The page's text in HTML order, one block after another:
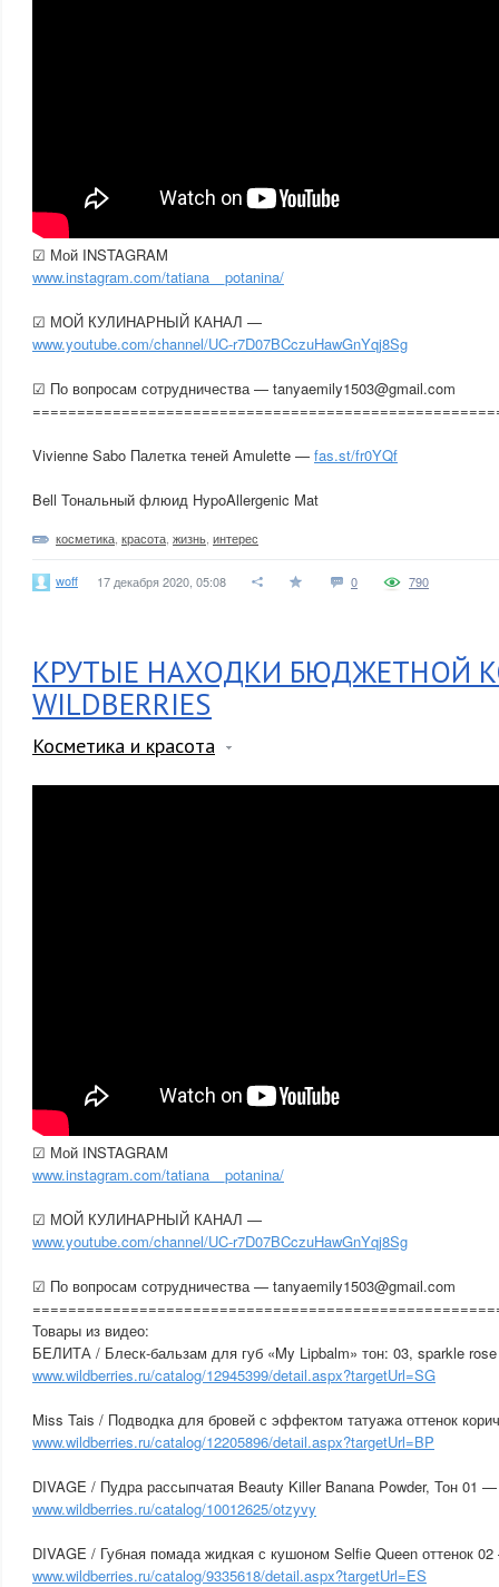
☑ Мой INSTAGRAM
www.instagram.com/tatiana__potanina/
☑ МОЙ КУЛИНАРНЫЙ КАНАЛ —
www.youtube.com/channel/UC-r7D07BCczuHawGnYqj8Sg
☑ По вопросам сотрудничества — tanyaemily1503@gmail.com
Vivienne Sabo Палетка теней Amulette — fas.st/fr0YQf
Bell Тональный флюид HypoAllergenic Mat
косметика красота жизнь интерес
woff 17 декабря 2020, 05:08 0 790
КРУТЫЕ НАХОДКИ БЮДЖЕТНОЙ
WILDBERRIES
Косметика и красота
☑ Мой INSTAGRAM
www.instagram.com/tatiana__potanina/
☑ МОЙ КУЛИНАРНЫЙ КАНАЛ —
www.youtube.com/channel/UC-r7D07BCczuHawGnYqj8Sg
☑ По вопросам сотрудничества — tanyaemily1503@gmail.com
Товары из видео:
БЕЛИТА / Блеск-бальзам для губ «My Lipbalm» тон: 03, sparkle rose
www.wildberries.ru/catalog/12945399/detail.aspx?targetUrl=SG
Miss Tais / Подводка для бровей с эффектом татуажа оттенок
www.wildberries.ru/catalog/12205896/detail.aspx?targetUrl=BP
DIVAGE / Пудра рассыпчатая Beauty Killer Banana Powder, Тон 01 —
www.wildberries.ru/catalog/10012625/otzyvy
DIVAGE / Губная помада жидкая с кушоном Selfie Queen оттенок
www.wildberries.ru/catalog/9335618/detail.aspx?targetUrl=ES